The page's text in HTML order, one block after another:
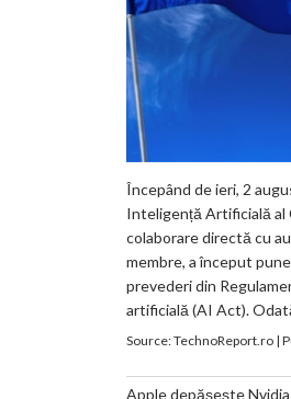
Începând de ieri, 2
Inteligență Artificială al
colaborare directă cu
membre, a început
prevederi din
artificială (AI Act).
Source:TechnoReport.ro|
Apple depășește